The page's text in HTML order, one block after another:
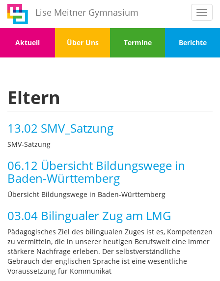
Direkt
zum
Inhalt
Lise Meitner Gymnasium
Menu
1
Aktuell
Menu
2
Über Uns
Menu
3
Termine
Menu
4
Berichte
Eltern
13.02 SMV_Satzung
SMV-Satzung
06.12 Übersicht Bildungswege in
Baden-Württemberg
Übersicht Bildungswege in Baden-Württemberg
03.04 Bilingualer Zug am LMG
Pädagogisches Ziel des bilingualen Zuges ist es, Kompetenzen
zu vermitteln, die in unserer heutigen Berufswelt eine immer
stärkere Nachfrage erleben. Der selbstverständliche
Gebrauch der englischen Sprache ist eine wesentliche
Voraussetzung für Kommunikat